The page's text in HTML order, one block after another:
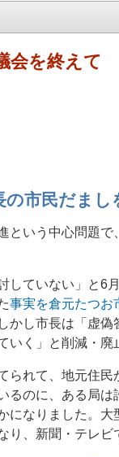
会を終えて
市民だまし
いう中心問題
ていない」と6
事実を倉元たつお
かし市長は「虚
く」と削減・廃
れて、地元住
るのに、ある局
になりました。
、新聞・テレビ